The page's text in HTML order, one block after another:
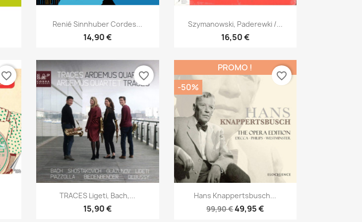
Aperçu rapide
Renié Sinnhuber Cordes...
14,90 €
Aperçu rapide
Szymanowski, Paderewki /...
16,50 €
favorite_border
Aperçu rapide
TRACES Ligeti, Bach,...
15,90 €
favorite_border
 Aperçu rapide
Hans Knappertsbusch...
99,90 €49,95 €
PROMO !
-50%
favorite_border